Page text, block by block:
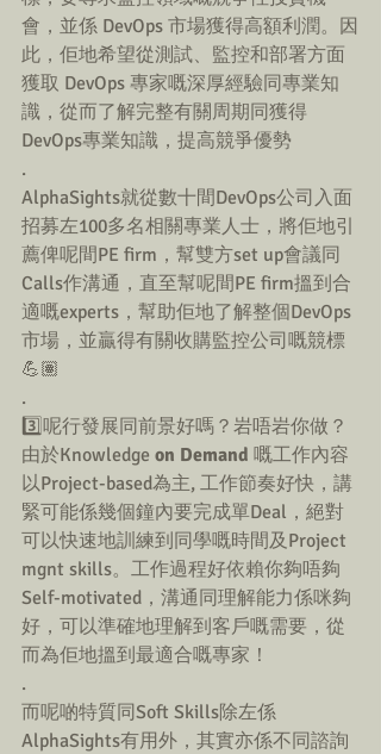
會，並係 DevOps 市場獲得高額利潤。因
此，佢地希望從測試、監控和部署方面
獲取 DevOps 專家嘅深厚經驗同專業知
識，從而了解完整有關周期同獲得
DevOps專業知識，提高競爭優勢
.
AlphaSights就從數十間DevOps公司入面
招募左100多名相關專業人士，將佢地引
薦俾呢間PE firm，幫雙方set up會議同
Calls作溝通，直至幫呢間PE firm搵到合
適嘅experts，幫助佢地了解整個DevOps
市場，並贏得有關收購監控公司嘅競標
💪🏽
.
3️⃣呢行發展同前景好嗎？岩唔岩你做？
由於Knowledge on Demand 嘅工作內容
以Project-based為主, 工作節奏好快，講
緊可能係幾個鐘內要完成單Deal，絕對
可以快速地訓練到同學嘅時間及Project
mgnt skills。工作過程好依賴你夠唔夠
Self-motivated，溝通同理解能力係咪夠
好，可以準確地理解到客戶嘅需要，從
而為佢地搵到最適合嘅專家！
.
而呢啲特質同Soft Skills除左係
AlphaSights有用外，其實亦係不同諮詢